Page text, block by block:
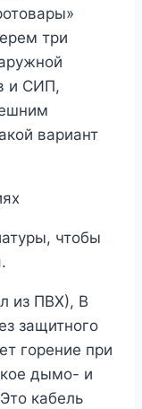
три
и СИП,
вариант
чтобы
из ПВХ), В
защитного
горение при
дымо- и
кабель